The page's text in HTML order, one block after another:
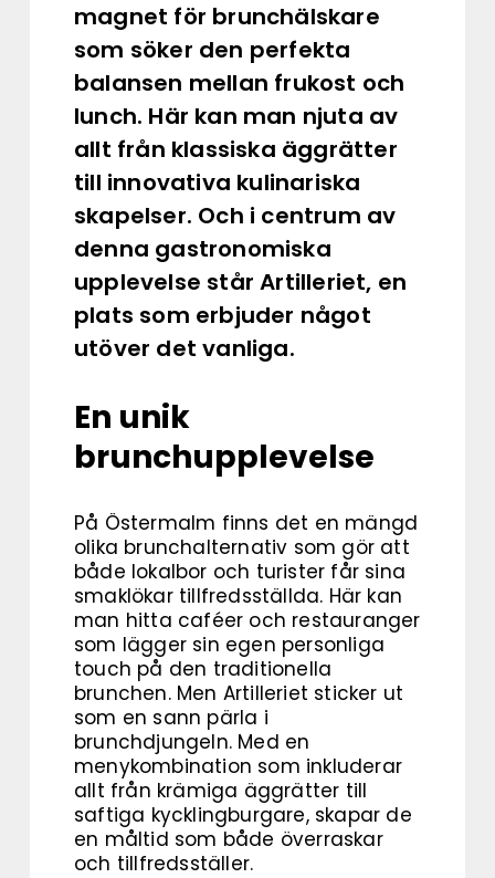
magnet för brunchälskare
som söker den perfekta
balansen mellan frukost och
lunch. Här kan man njuta av
allt från klassiska äggrätter
till innovativa kulinariska
skapelser. Och i centrum av
denna gastronomiska
upplevelse står Artilleriet, en
plats som erbjuder något
utöver det vanliga.
En unik
brunchupplevelse
På Östermalm finns det en mängd
olika brunchalternativ som gör att
både lokalbor och turister får sina
smaklökar tillfredsställda. Här kan
man hitta caféer och restauranger
som lägger sin egen personliga
touch på den traditionella
brunchen. Men Artilleriet sticker ut
som en sann pärla i
brunchdjungeln. Med en
menykombination som inkluderar
allt från krämiga äggrätter till
saftiga kycklingburgare, skapar de
en måltid som både överraskar
och tillfredsställer.